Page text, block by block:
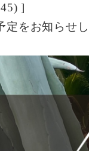
]
定をお知らせ